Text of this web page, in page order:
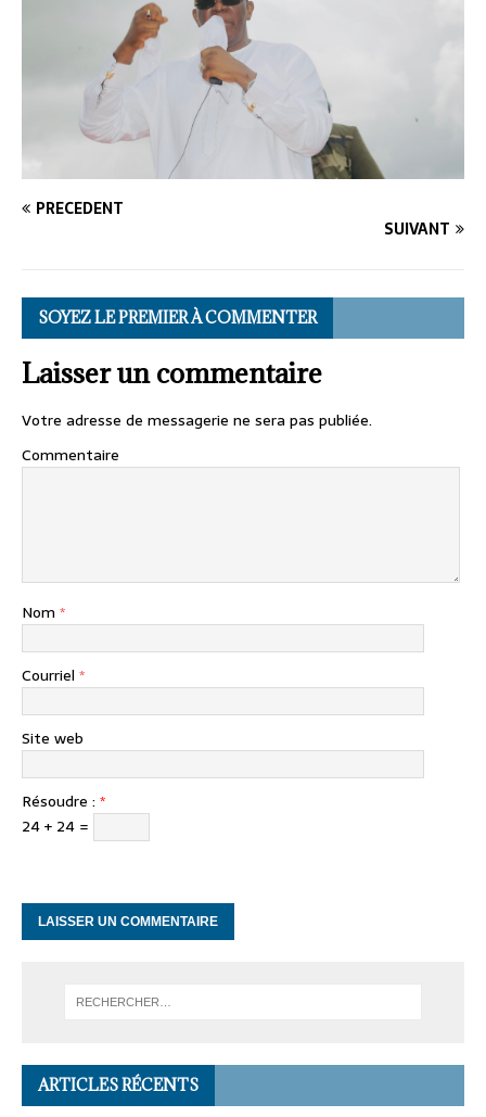
PRÉCÉDENT
SUIVANT
SOYEZ LE PREMIER À COMMENTER
Laisser un commentaire
Votre adresse de messagerie ne sera pas publiée.
Commentaire
Nom *
Courriel *
Site web
Résoudre : *
24 + 24 =
ARTICLES RÉCENTS